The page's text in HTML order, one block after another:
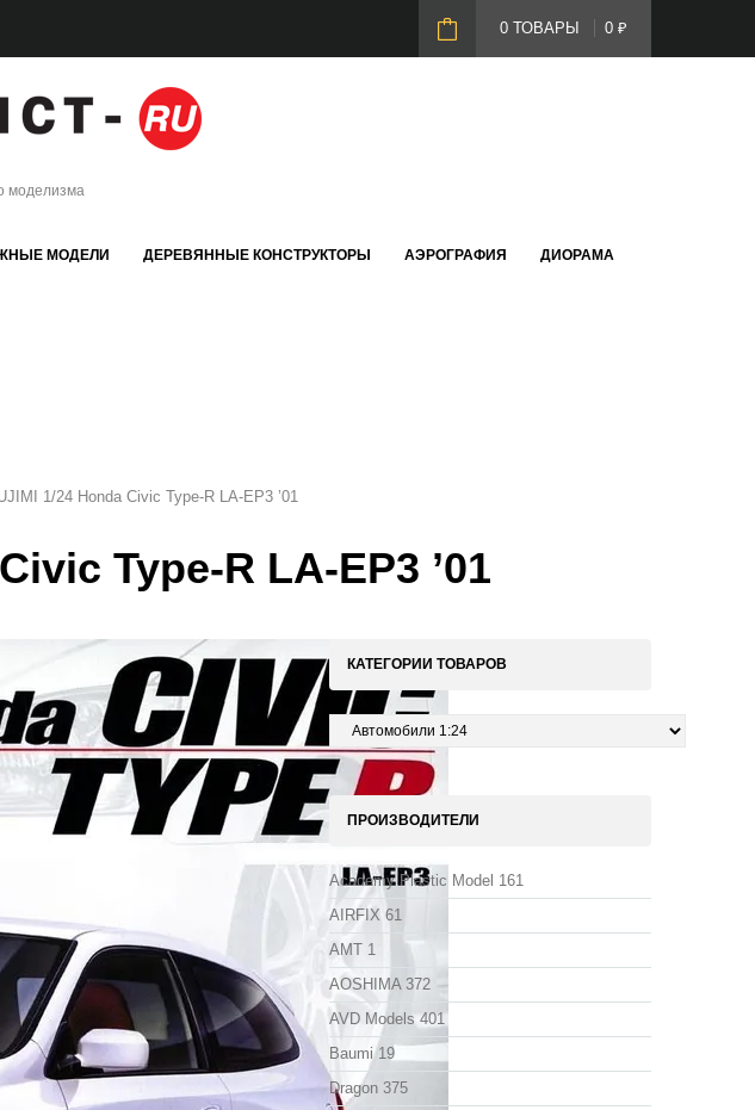
0 ТОВАРЫ 0 ₽
моделизма
МОДЕЛИ ДЕРЕВЯННЫЕ КОНСТРУКТОРЫ АЭРОГРАФИЯ ДИОРАМА
1/24 Honda Civic Type-R LA-EP3 ’01
Type-R LA-EP3 ’01
КАТЕГОРИИ ТОВАРОВ
ПРОИЗВОДИТЕЛИ
Academy Plastic Model 161
AIRFIX 61
AMT 1
AOSHIMA 372
AVD Models 401
Baumi 19
Dragon 375